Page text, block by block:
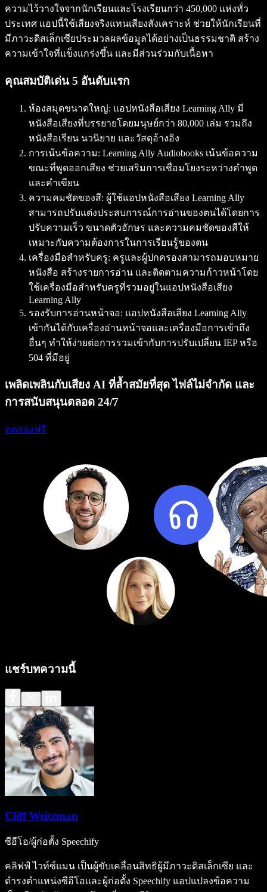
ความไว้วางใจจากนักเรียนและโรงเรียนกว่า 450,000 แห่งทั่ว
ประเทศ แอปนี้ใช้เสียงจริงแทนเสียงสังเคราะห์ ช่วยให้นักเรียนที่
มีภาวะดิสเล็กเซียประมวลผลข้อมูลได้อย่างเป็นธรรมชาติ สร้าง
ความเข้าใจที่แข็งแกร่งขึ้น และมีส่วนร่วมกับเนื้อหา
คุณสมบัติเด่น 5 อันดับแรก
ห้องสมุดขนาดใหญ่: แอปหนังสือเสียง Learning Ally มี
หนังสือเสียงที่บรรยายโดยมนุษย์กว่า 80,000 เล่ม รวมถึง
หนังสือเรียน นวนิยาย และวัสดุอ้างอิง
การเน้นข้อความ: Learning Ally Audiobooks เน้นข้อความ
ขณะที่พูดออกเสียง ช่วยเสริมการเชื่อมโยงระหว่างคำพูด
และคำเขียน
ความคมชัดของสี: ผู้ใช้แอปหนังสือเสียง Learning Ally
สามารถปรับแต่งประสบการณ์การอ่านของตนได้โดยการ
ปรับความเร็ว ขนาดตัวอักษร และความคมชัดของสีให้
เหมาะกับความต้องการในการเรียนรู้ของตน
เครื่องมือสำหรับครู: ครูและผู้ปกครองสามารถมอบหมาย
หนังสือ สร้างรายการอ่าน และติดตามความก้าวหน้าโดย
ใช้เครื่องมือสำหรับครูที่รวมอยู่ในแอปหนังสือเสียง
Learning Ally
รองรับการอ่านหน้าจอ: แอปหนังสือเสียง Learning Ally
เข้ากันได้กับเครื่องอ่านหน้าจอและเครื่องมือการเข้าถึง
อื่นๆ ทำให้ง่ายต่อการรวมเข้ากับการปรับเปลี่ยน IEP หรือ
504 ที่มีอยู่
เพลิดเพลินกับเสียง AI ที่ล้ำสมัยที่สุด ไฟล์ไม่จำกัด และ
การสนับสนุนตลอด 24/7
ทดลองฟรี
แชร์บทความนี้
Cliff Weitzman
ซีอีโอ/ผู้ก่อตั้ง Speechify
คลิฟฟ์ ไวท์ซ์แมน เป็นผู้ขับเคลื่อนสิทธิผู้มีภาวะดิสเล็กเซีย และ
ดำรงตำแหน่งซีอีโอและผู้ก่อตั้ง Speechify แอปแปลงข้อความ